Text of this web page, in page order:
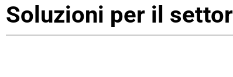
Soluzioni per il